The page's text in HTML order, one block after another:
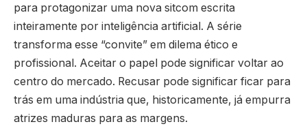
para protagonizar uma nova sitcom escrita
inteiramente por inteligência artificial. A série
transforma esse “convite” em dilema ético e
profissional. Aceitar o papel pode significar voltar ao
centro do mercado. Recusar pode significar ficar para
trás em uma indústria que, historicamente, já empurra
atrizes maduras para as margens.